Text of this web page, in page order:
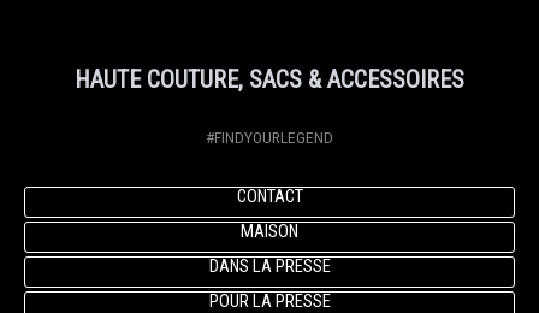
HAUTE COUTURE, SACS & ACCESSOIRES
#FINDYOURLEGEND
CONTACT
MAISON
DANS LA PRESSE
POUR LA PRESSE